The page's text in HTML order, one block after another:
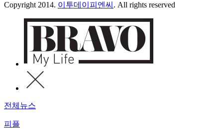
Copyright 2014. 이투데이피엔씨 . All rights reserved
전체뉴스
피플